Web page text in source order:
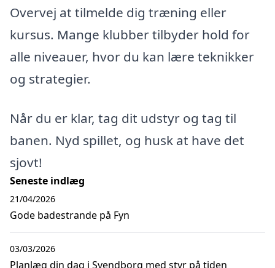
Overvej at tilmelde dig træning eller
kursus. Mange klubber tilbyder hold for
alle niveauer, hvor du kan lære teknikker
og strategier.
Når du er klar, tag dit udstyr og tag til
banen. Nyd spillet, og husk at have det
sjovt!
Seneste indlæg
Gode badestrande på Fyn
21/04/2026
Planlæg din dag i Svendborg med styr på tiden
03/03/2026